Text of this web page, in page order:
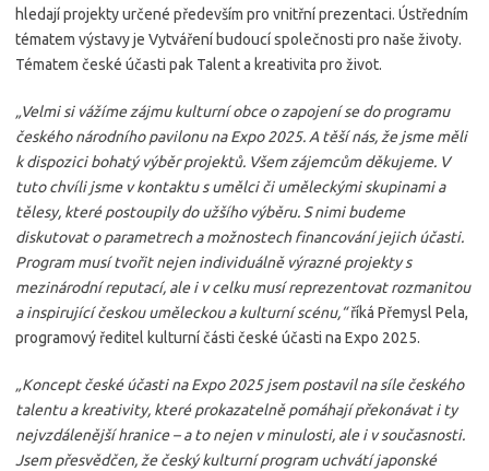
hledají projekty určené především pro vnitřní prezentaci. Ústředním
tématem výstavy je Vytváření budoucí společnosti pro naše životy.
Tématem české účasti pak Talent a kreativita pro život.
„Velmi si vážíme zájmu kulturní obce o zapojení se do programu
českého národního pavilonu na Expo 2025. A těší nás, že jsme měli
k dispozici bohatý výběr projektů. Všem zájemcům děkujeme. V
tuto chvíli jsme v kontaktu s umělci či uměleckými skupinami a
tělesy, které postoupily do užšího výběru. S nimi budeme
diskutovat o parametrech a možnostech financování jejich účasti.
Program musí tvořit nejen individuálně výrazné projekty s
mezinárodní reputací, ale i v celku musí reprezentovat rozmanitou
a inspirující českou uměleckou a kulturní scénu,“říká Přemysl Pela,
programový ředitel kulturní části české účasti na Expo 2025.
„Koncept české účasti na Expo 2025 jsem postavil na síle českého
talentu a kreativity, které prokazatelně pomáhají překonávat i ty
nejvzdálenější hranice – a to nejen v minulosti, ale i v současnosti.
Jsem přesvědčen, že český kulturní program uchvátí japonské